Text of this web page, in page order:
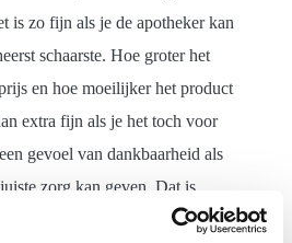
is zo fijn als je de apotheker kan
schaarste. Hoe groter het
en hoe moeilijker het product
extra fijn als je het toch voor
gevoel van dankbaarheid als
zorg kan geven. Dat is
voor doet.”